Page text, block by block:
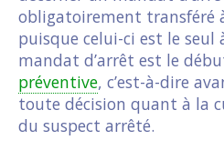
obligatoirement transféré
puisque celui-ci est le seul
mandat d’arrêt est le
préventive, c’est-à-dire
toute décision quant à la
du suspect arrêté.